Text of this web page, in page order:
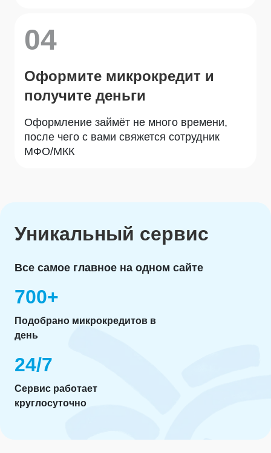
04
Оформите микрокредит и
получите деньги
Оформление займёт не много времени,
после чего с вами свяжется сотрудник
МФО/МКК
Уникальный сервис
Все самое главное на одном сайте
700+
Подобрано микрокредитов в
день
24/7
Сервис работает
круглосуточно